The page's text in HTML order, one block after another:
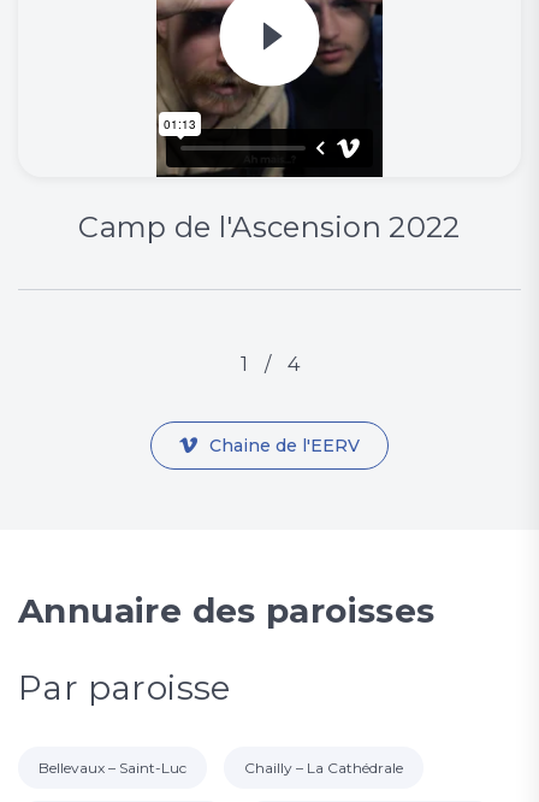
Camp de l'Ascension 2022
1 / 4
Chaine de l'EERV
Annuaire des paroisses
Par paroisse
Bellevaux – Saint-Luc Chailly – La Cathédrale